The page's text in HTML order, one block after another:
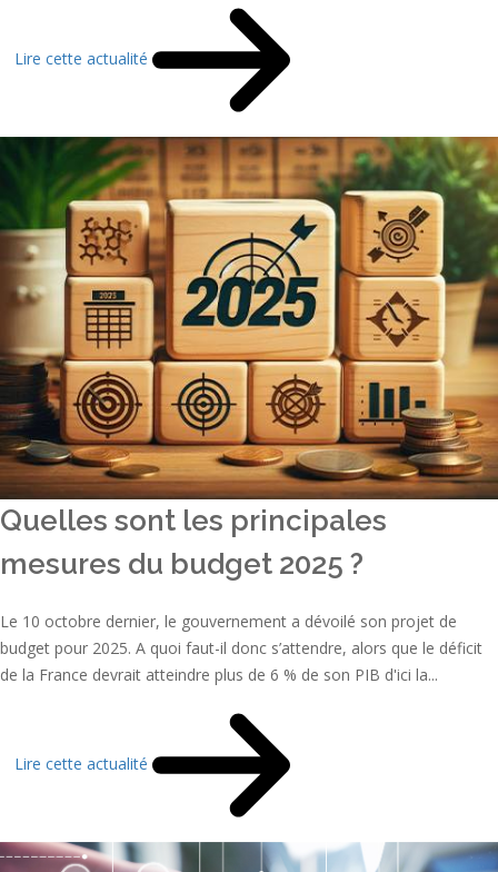
Lire cette actualité
Quelles sont les principales
mesures du budget 2025 ?
Le 10 octobre dernier, le gouvernement a dévoilé son projet de
budget pour 2025. A quoi faut-il donc s’attendre, alors que le déficit
de la France devrait atteindre plus de 6 % de son PIB d'ici la...
Lire cette actualité